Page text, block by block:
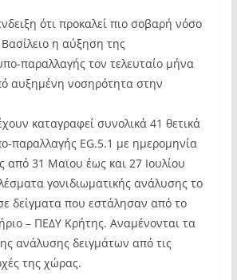
ότι προκαλεί πιο σοβαρή νόσο
η αύξηση της
παραλλαγής τον τελευταίο μήνα
αυξημένη νοσηρότητα στην
καταγραφεί συνολικά 41 θετικά
παραλλαγής EG.5.1 με ημερομηνία
από 31 Μαϊου έως και 27 Ιουλίου
γονιδιωματικής ανάλυσης το
δείγματα που εστάλησαν από το
– ΠΕΔΥ Κρήτης. Αναμένονται τα
ανάλυσης δειγμάτων από τις
της χώρας.